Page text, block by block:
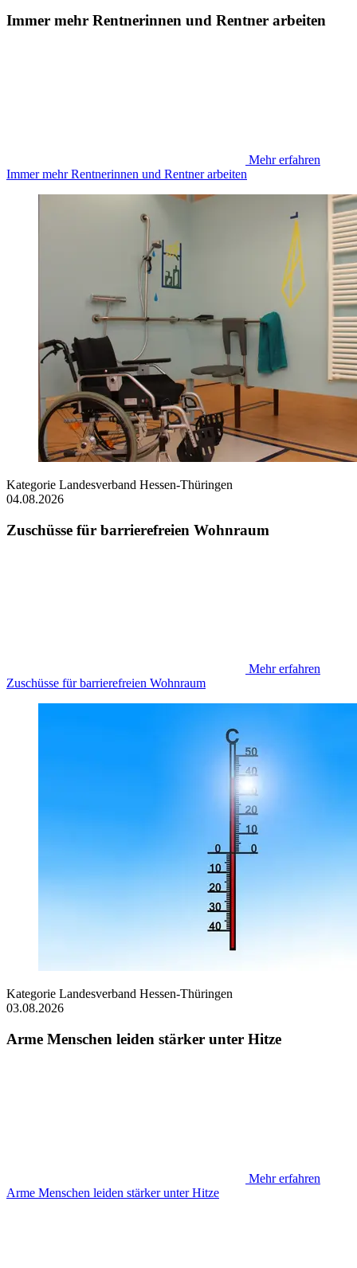
Immer mehr Rentnerinnen und Rentner arbeiten
Mehr erfahren
Immer mehr Rentnerinnen und Rentner arbeiten
Kategorie Landesverband Hessen-Thüringen
04.08.2026
Zuschüsse für barrierefreien Wohnraum
Mehr erfahren
Zuschüsse für barrierefreien Wohnraum
Kategorie Landesverband Hessen-Thüringen
03.08.2026
Arme Menschen leiden stärker unter Hitze
Mehr erfahren
Arme Menschen leiden stärker unter Hitze